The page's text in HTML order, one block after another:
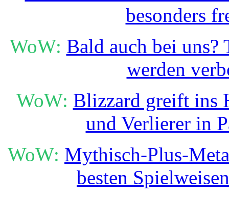
besonders
WoW: Bald auch bei uns?
werden
WoW: Blizzard greift ins
und Verlierer in
WoW: Mythisch-Plus-
besten Spielweisen